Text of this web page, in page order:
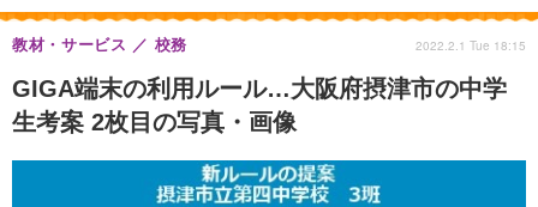
GIGA端末の利用ルール…大阪府摂津市の中学
生考案 2枚目の写真・画像
教材・サービス 校務 2022.2.1 Tue 18:15